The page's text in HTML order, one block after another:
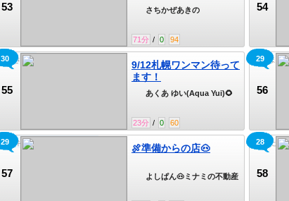
53
71分 / 0 94
さちかぜあきの 54
55
9/12札幌ワンマン待って
ます！
あくきゃす
23分 / 0 60
あくあ ゆい(Aqua Yui)🌻
30
56
こぐま！！
29
57
🍖準備からの店🐽
関西弁強すぎて御免やで！！
よしぱん🐽ミナミの不動産
29
58
まったり🍵
28